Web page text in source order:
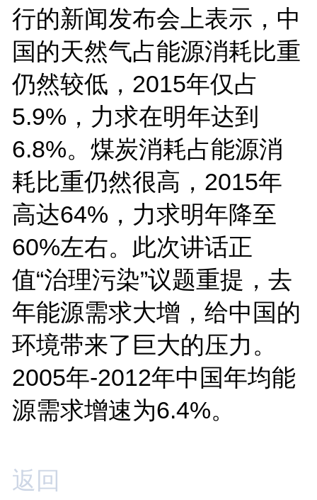
行的新闻发布会上表示，中
国的天然气占能源消耗比重
仍然较低，2015年仅占
5.9%，力求在明年达到
6.8%。煤炭消耗占能源消
耗比重仍然很高，2015年
高达64%，力求明年降至
60%左右。此次讲话正
值“治理污染”议题重提，去
年能源需求大增，给中国的
环境带来了巨大的压力。
2005年-2012年中国年均能
源需求增速为6.4%。
返回